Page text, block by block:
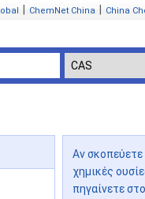
ChemNet China China
Αν σκοπεύετε
χημικές
πηγαίνετε